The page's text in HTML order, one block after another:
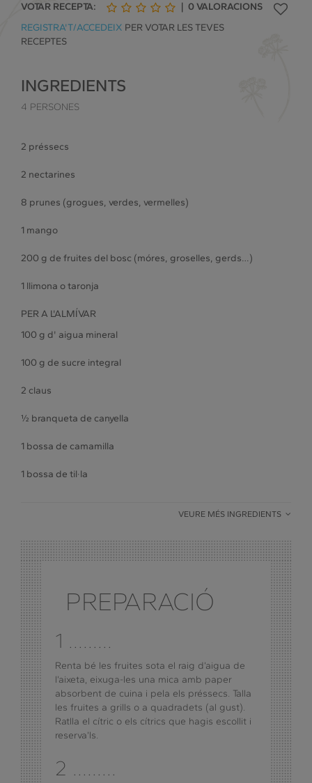
VOTAR RECEPTA:
1
de
2
dede
4
de
5
de
| 0VALORACIONS
REGISTRA'T/ACCEDEIX PER VOTAR LES TEVES
RECEPTES
INGREDIENTS
4 PERSONES
2 préssecs
2 nectarines
8 prunes (grogues, verdes, vermelles)
1 mango
200 g de fruites del bosc (móres, groselles, gerds…)
1 llimona o taronja
PER A L'ALMÍVAR
100 g d' aigua mineral
100 g de sucre integral
2 claus
½ branqueta de canyella
1 bossa de camamilla
1 bossa de til·la
VEURE MÉS INGREDIENTS
PREPARACIÓ
1 .........
Renta bé les fruites sota el raig d’aigua de
l’aixeta, eixuga-les una mica amb paper
absorbent de cuina i pela els préssecs. Talla
les fruites a grills o a quadradets (al gust).
Ratlla el cítric o els cítrics que hagis escollit i
reserva’ls.
2 .........